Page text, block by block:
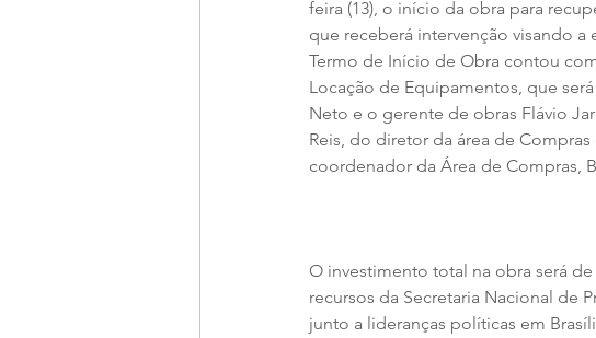
feira (13), o início da obra para
que receberá intervenção visando a
Termo de Início de Obra contou
Locação de Equipamentos, que
Neto e o gerente de obras Flávio
Reis, do diretor da área de
coordenador da Área de Compras,
O investimento total na obra será de
recursos da Secretaria Nacional de
junto a lideranças políticas em